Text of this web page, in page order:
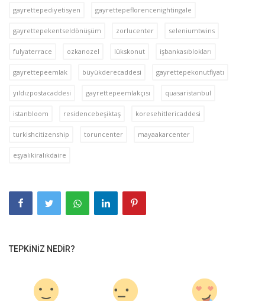
gayrettepediyetisyen gayrettepeflorencenightingale
gayrettepekentseldönüşüm zorlucenter seleniumtwins
fulyaterrace ozkanozel lükskonut işbankasıblokları
gayrettepeemlak büyükderecaddesi gayrettepekonutfiyatı
yıldızpostacaddesi gayrettepeemlakçısı quasaristanbul
istanbloom residencebeşiktaş koresehitlericaddesi
turkishcitizenship toruncenter mayaakarcenter
eşyalıkiralıkdaire
TEPKINIZ NEDIR?